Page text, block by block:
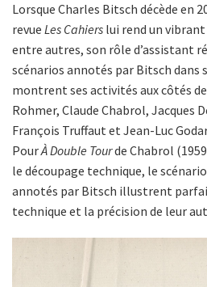
Lorsque Charles Bitsch décède en
revue Les Cahiers lui rend un
entre autres, son rôle d’assistant
scénarios annotés par Bitsch dans
montrent ses activités aux côtés
Rohmer, Claude Chabrol, Jacques
François Truffaut et Jean-Luc
PourÀ Double Tourde Chabrol
le découpage technique, le
annotés par Bitsch illustrent
technique et la précision de leur